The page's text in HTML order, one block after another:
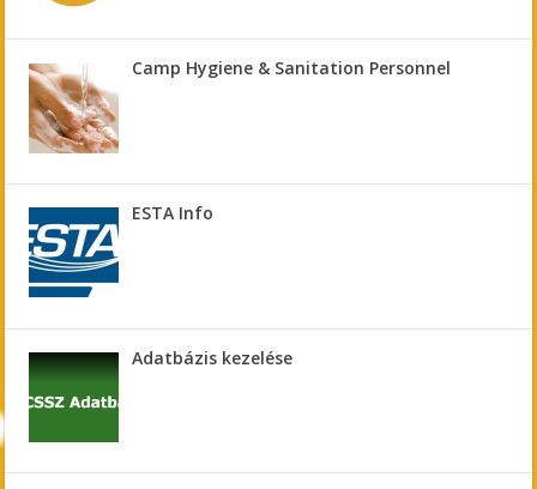
Camp Hygiene & Sanitation Personnel
ESTA Info
Adatbázis kezelése